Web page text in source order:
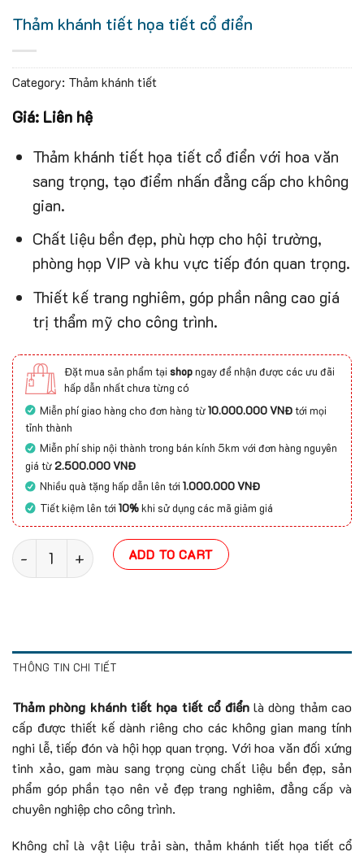
Thảm khánh tiết họa tiết cổ điển
Category: Thảm khánh tiết
Giá: Liên hệ
Thảm khánh tiết họa tiết cổ điển với hoa văn
sang trọng, tạo điểm nhấn đẳng cấp cho không
gian.
Chất liệu bền đẹp, phù hợp cho hội trường,
phòng họp VIP và khu vực tiếp đón quan trọng.
Thiết kế trang nghiêm, góp phần nâng cao giá
trị thẩm mỹ cho công trình.
Đặt mua sản phẩm tại shopngay để nhận được các ưu đãi
hấp dẫn nhất chưa từng có
Miễn phí giao hàng cho đơn hàng từ10.000.000 VNĐtới mọi
tỉnh thành
Miễn phí ship nội thành trong bán kính 5km với đơn hàng nguyên
giá từ2.500.000 VNĐ
Nhiều quà tặng hấp dẫn lên tới1.000.000 VNĐ
Tiết kiệm lên tới10%khi sử dụng các mã giảm giá
Thảm khánh tiết họa tiết cổ điển quantity
ADD TO CART
THÔNG TIN CHI TIẾT
Thảm phòng khánh tiết họa tiết cổ điểnlà dòng thảm cao
cấp được thiết kế dành riêng cho các không gian mang tính
nghi lễ, tiếp đón và hội họp quan trọng. Với hoa văn đối xứng
tinh xảo, gam màu sang trọng cùng chất liệu bền đẹp, sản
phẩm góp phần tạo nên vẻ đẹp trang nghiêm, đẳng cấp và
chuyên nghiệp cho công trình.
Không chỉ là vật liệu trải sàn, thảm khánh tiết họa tiết cổ